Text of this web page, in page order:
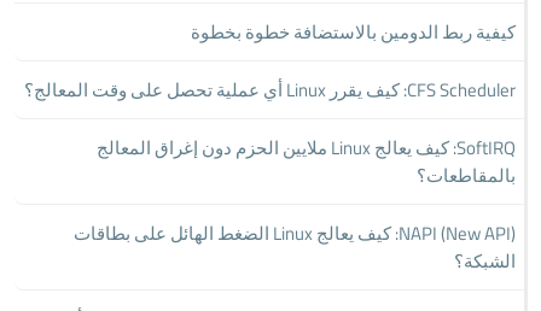
كيفية ربط الدومين بالاستضافة خطوة بخطوة
CFS Scheduler: كيف يقرر Linux أي عملية تحصل على وقت المعالج؟
SoftIRQ: كيف يعالج Linux ملايين الحزم دون إغراق المعالج
بالمقاطعات؟
NAPI (New API): كيف يعالج Linux الضغط الهائل على بطاقات
الشبكة؟